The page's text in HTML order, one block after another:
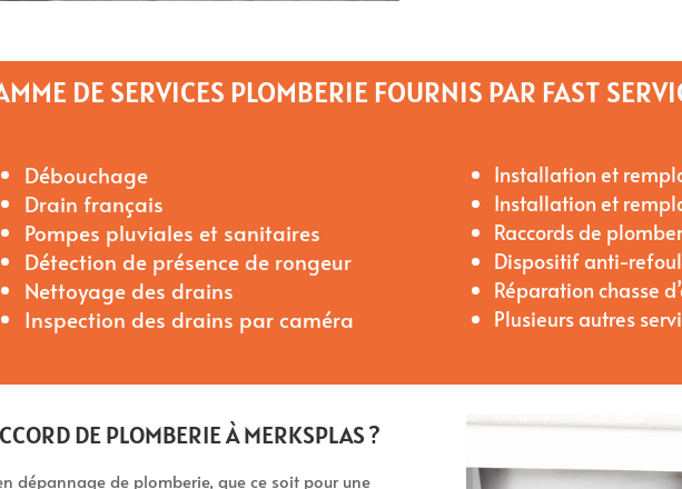
DE SERVICES PLOMBERIE FOURNIS PAR FAST
Débouchage
Drain français
Pompes pluviales et sanitaires
Détection de présence de rongeur
Nettoyage des drains
Inspection des drains par caméra
Installation et
Installation et
Raccords de
Dispositif anti-
Réparation chasse
Plusieurs autres
DE PLOMBERIE À MERKSPLAS ?
dépannage de plomberie, que ce soit pour une